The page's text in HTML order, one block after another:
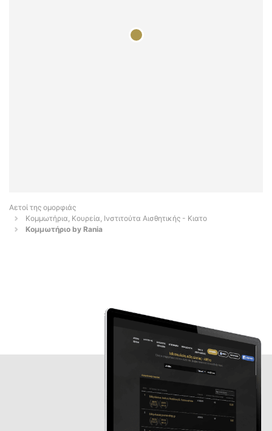
Αετοί της ομορφιάς
Κομμωτήρια, Κουρεία, Ινστιτούτα Αισθητικής - Κιατο
Κομμωτήριο by Rania